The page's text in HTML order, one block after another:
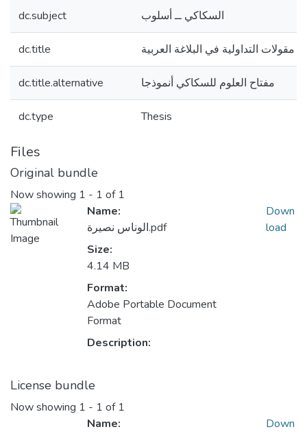
dc.subject السكاكي ــ أسلوب
dc.title مقولات التداولية في البلاغة العربية
dc.title.alternative مفتاح العلوم للسكاكي أنموذجا
dc.type Thesis
Files
Original bundle
Now showing 1 - 1 of 1
Name:
الوناس نصيرة.pdf
Size:
4.14 MB
Format:
Adobe Portable Document
Format
Description:
Down
load
License bundle
Now showing 1 - 1 of 1
Name:
Down